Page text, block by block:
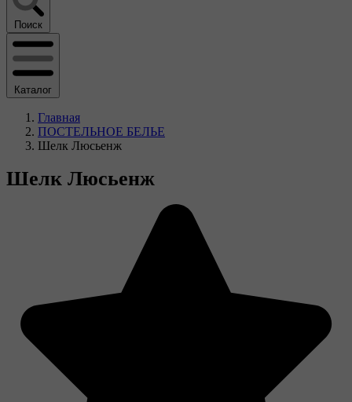
Поиск
Каталог
Главная
ПОСТЕЛЬНОЕ БЕЛЬЕ
Шелк Люсьенж
Шелк Люсьенж